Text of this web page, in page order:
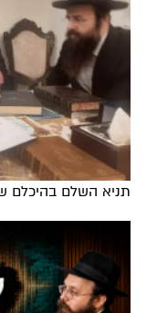
תניא השלם בהיכלם